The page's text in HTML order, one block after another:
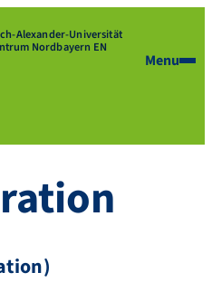
Alexander-Universität
Nordbayern EN
Menu